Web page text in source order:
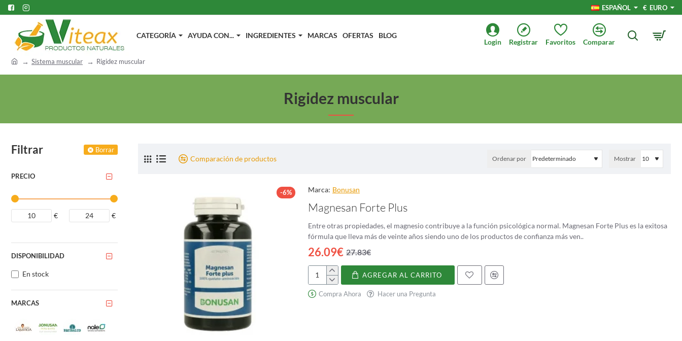
ESPAÑOL € EURO
CATEGORÍA AYUDA CON... INGREDIENTES MARCAS OFERTAS BLOG
Login Registrar Favoritos Comparar
Sistema muscular Rigidez muscular
Rigidez muscular
Filtrar Borrar
PRECIO
€ €
DISPONIBILIDAD
En stock
MARCAS
Comparación de productos Ordenar por Mostrar
-6% Marca: Bonusan
Magnesan Forte Plus
Entre otras propiedades, el magnesio contribuye a la función psicológica normal. Magnesan Forte Plus es la exitosa
fórmula que lleva más de veinte años siendo uno de los productos de confianza más ven..
26.09€ 27.83€
Magnesan
Forte
AGREGAR AL CARRITO
Compra Ahora Hacer una Pregunta